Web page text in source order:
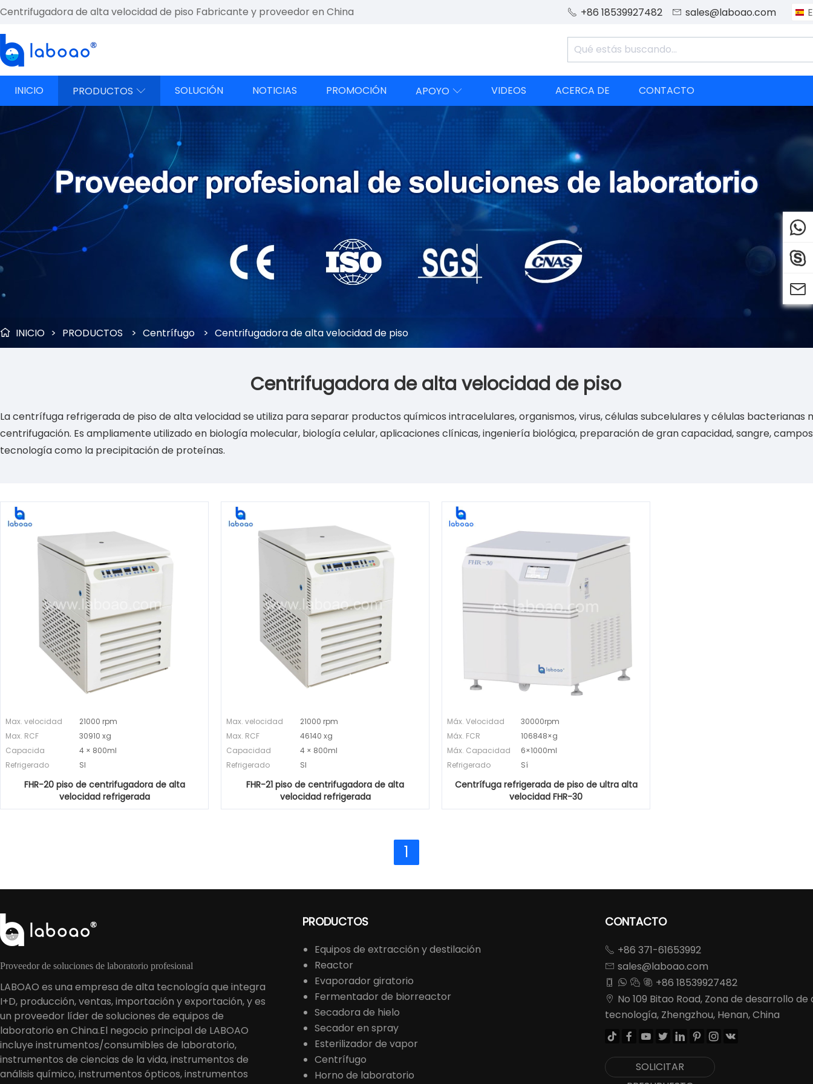
Centrifugadora de alta velocidad de piso Fabricante y proveedor en China  +86 18539927482  sales@laboao.com
INICIO PRODUCTOS  SOLUCIÓN NOTICIAS PROMOCIÓN APOYO  VIDEOS ACERCA DE CONTACTO
 INICIO > PRODUCTOS > Centrífugo > Centrifugadora de alta velocidad de piso
Centrifugadora de alta velocidad de piso
La centrífuga refrigerada de piso de alta velocidad se utiliza para separar productos químicos intracelulares, organismos, virus, células subcelulares y células bacterianas
centrifugación. Es ampliamente utilizado en biología molecular, biología celular, aplicaciones clínicas, ingeniería biológica, preparación de gran capacidad, sangre,
tecnología como la precipitación de proteínas.
Max. velocidad
21000 rpm
Max. RCF
30910 xg
Capacida
4 × 800ml
Refrigerado
SI
FHR-20 piso de centrifugadora de alta
velocidad refrigerada
Max. velocidad
21000 rpm
Max. RCF
46140 xg
Capacidad
4 × 800ml
Refrigerado
SI
FHR-21 piso de centrifugadora de alta
velocidad refrigerada
Máx. Velocidad
30000rpm
Máx. FCR
106848×g
Máx. Capacidad
6×1000ml
Refrigerado
Sí
Centrífuga refrigerada de piso de ultra alta
velocidad FHR-30
1
Proveedor de soluciones de laboratorio profesional
LABOAO es una empresa de alta tecnología que integra
I+D, producción, ventas, importación y exportación, y es
un proveedor líder de soluciones de equipos de
laboratorio en China.El negocio principal de LABOAO
incluye instrumentos/consumibles de laboratorio,
instrumentos de ciencias de la vida, instrumentos de
análisis químico, instrumentos ópticos, instrumentos
PRODUCTOS
Equipos de extracción y destilación
Reactor
Evaporador giratorio
Fermentador de biorreactor
Secadora de hielo
Secador en spray
Esterilizador de vapor
Centrífugo
Horno de laboratorio
CONTACTO
 +86 371-61653992
 sales@laboao.com
    +86 18539927482
 No 109 Bitao Road, Zona de desarrollo de
tecnología, Zhengzhou, Henan, China
       
SOLICITAR


